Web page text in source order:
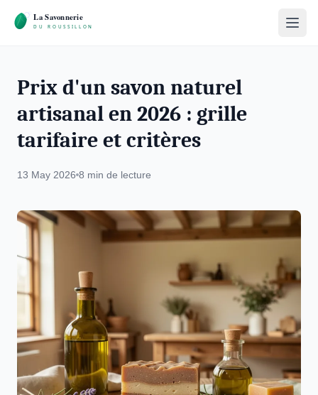
Prix d'un savon naturel
artisanal en 2026 : grille
tarifaire et critères
13 May 2026 8 min de lecture